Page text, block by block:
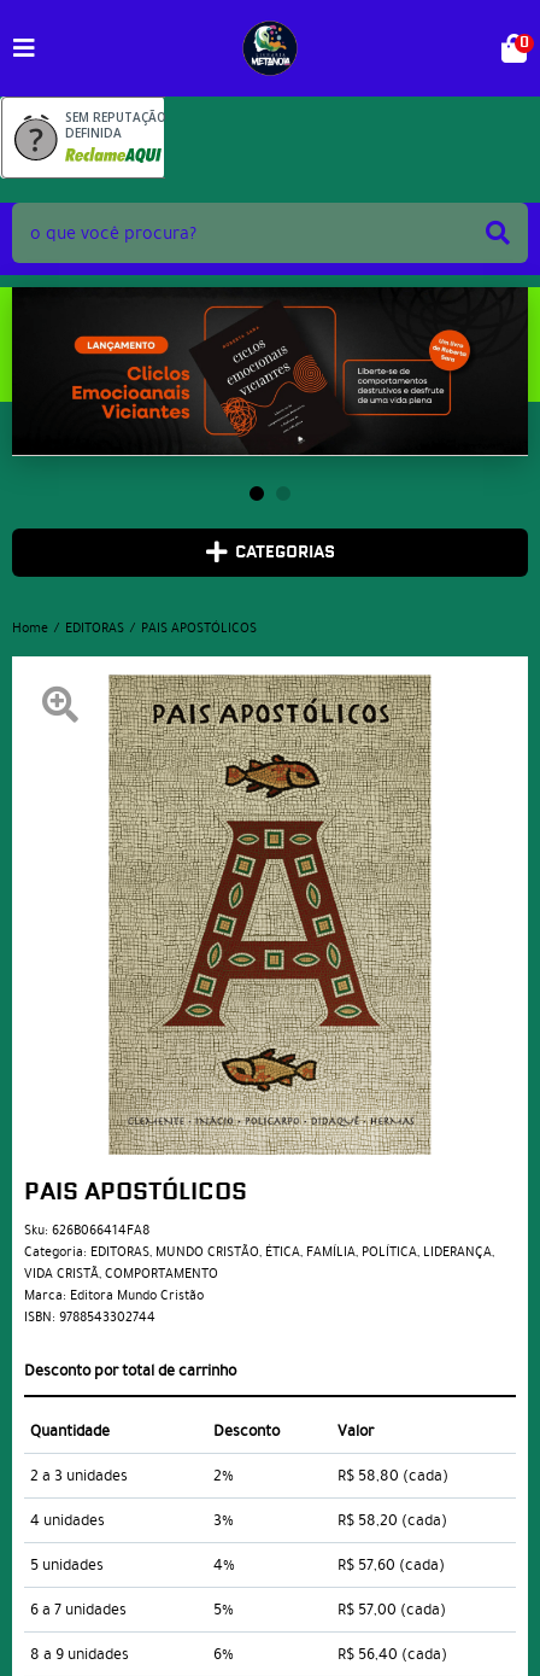
SEM REPUTAÇÃO
DEFINIDA
0
CATEGORIAS
Home EDITORAS PAIS APOSTÓLICOS
PAIS APOSTÓLICOS
Sku: 626B066414FA8
Categoria: EDITORAS, MUNDO CRISTÃO, ÉTICA, FAMÍLIA, POLÍTICA, LIDERANÇA,
VIDA CRISTÃ,COMPORTAMENTO
Marca: Editora Mundo Cristão
ISBN: 9788543302744
Desconto por total de carrinho
Quantidade Desconto
Valor
2 a 3 unidades
2% R$ 58,80 (cada)
4 unidades
3% R$ 58,20 (cada)
5 unidades
4% R$ 57,60 (cada)
6 a 7 unidades
5% R$ 57,00 (cada)
8 a 9 unidades
6% R$ 56,40 (cada)